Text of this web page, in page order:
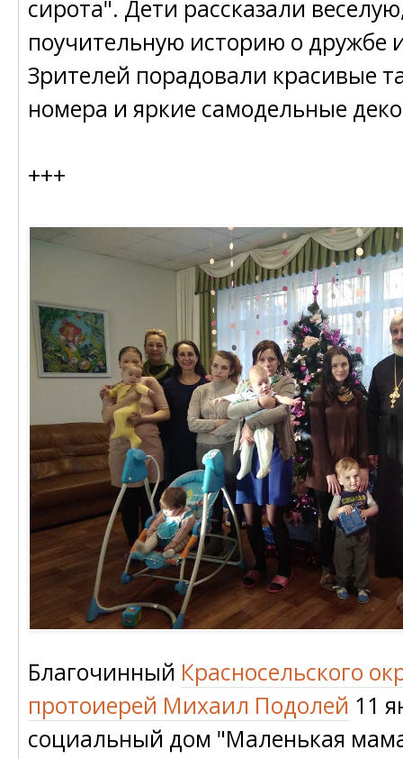
сирота". Дети рассказали
поучительную историю о дружбе
Зрителей порадовали красивые
номера и яркие самодельные
+++
Благочинный Красносельского
протоиерей Михаил Подолей 11
социальный дом "Маленькая